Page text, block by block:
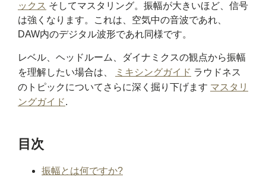
ックス そしてマスタリング。振幅が大きいほど、信号
は強くなります。これは、空気中の音波であれ、
DAW内のデジタル波形であれ同様です。
レベル、ヘッドルーム、ダイナミクスの観点から振幅
を理解したい場合は、
ミキシングガイド ラウドネス
のトピックについてさらに深く掘り下げます マスタリ
ングガイド.
目次
振幅とは何ですか?